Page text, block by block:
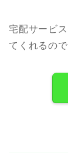
宅配サービ
てくれるの